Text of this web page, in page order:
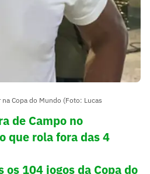
Copa do Mundo (Foto: Lucas
de Campo no
que rola fora das 4
104 jogos da Copa do